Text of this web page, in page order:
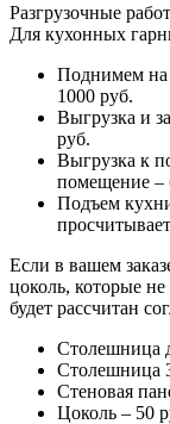
Разгрузочные
Для кухонных
Поднимем на
1000 руб.
Выгрузка и
руб.
Выгрузка к
помещение –
Подъем
Если в вашем
цоколь, которые
будет рассчитан
Столешница
Столешница
Стеновая
Цоколь – 50